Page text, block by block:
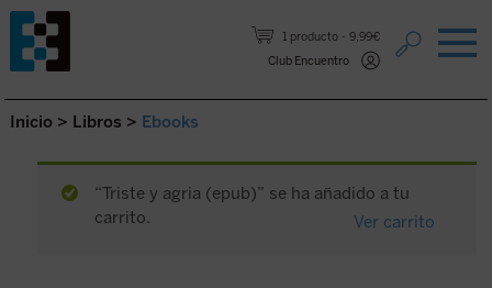
1 producto
9,99€
Club Encuentro
Saltar al contenido.
Inicio > Libros > Ebooks
“Triste y agria (epub)” se ha añadido a tu
carrito.
Ver carrito